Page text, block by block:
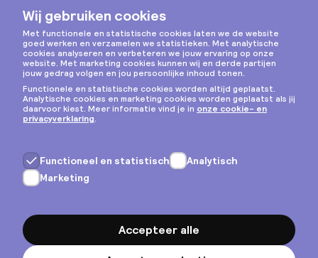
Instagram
Privacy & cookies
Algemene voorwaarden